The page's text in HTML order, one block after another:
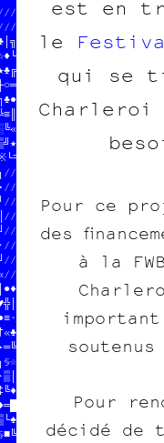
□  ¤☆
on fait
des
des cartes
des posters
$$$  DU
POUR COPIE
//
100% légal    ♥ ■  ┼■
mieux que sur le
▓╔   †≡○ ‡•/
█//////
on fait des
des affiches  ●//
des
des //
//  JEAN-
ONT
EN
HELP
est en
le
qui se
Pour ce
des
à la
Pour
décidé de